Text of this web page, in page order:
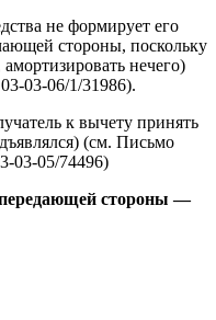
не формирует его
стороны, поскольку
нечего)
03-06/1/31986).
к вычету принять
(см. Письмо
03-05/74496)
передающей стороны —